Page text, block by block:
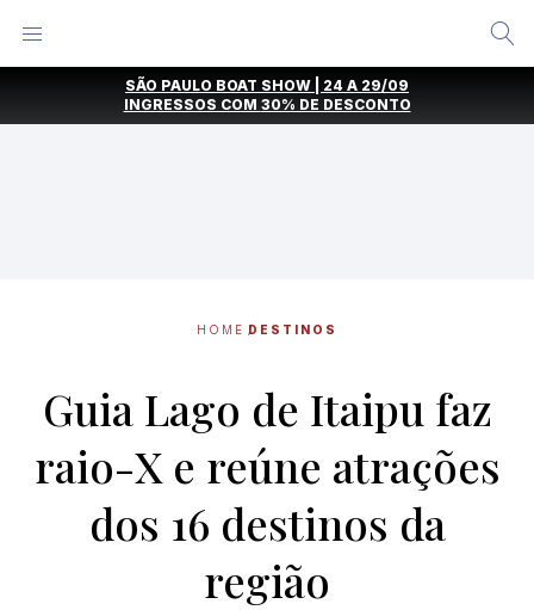
SÃO PAULO BOAT SHOW | 24 A 29/09
INGRESSOS COM 30% DE DESCONTO
HOME DESTINOS
Guia Lago de Itaipu faz
raio-X e reúne atrações
dos 16 destinos da
região